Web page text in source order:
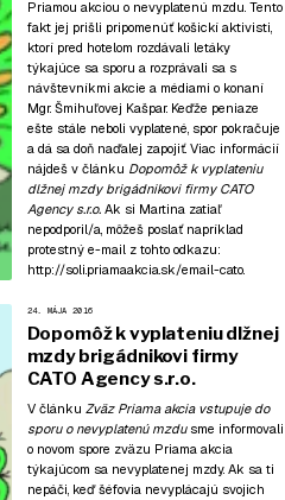
Priamou akciou o nevyplatenú mzdu. Tento
fakt jej prišli pripomenúť košickí aktivisti,
ktorí pred hotelom rozdávali letáky
týkajúce sa sporu a rozprávali sa s
návštevníkmi akcie a médiami o konaní
Mgr. Šmihuľovej Kašpar. Keďže peniaze
ešte stále neboli vyplatené, spor pokračuje
a dá sa doň naďalej zapojiť. Viac informácií
nájdeš v článku Dopomôž k vyplateniu
dlžnej mzdy brigádnikovi firmy CATO
Agency s.r.o.Ak si Martina zatiaľ
nepodporil/a, môžeš poslať napríklad
protestný e-mail z tohto odkazu:
http://soli.priamaakcia.sk/email-cato.
24. MÁJA 2016
Dopomôž k vyplateniu dlžnej
mzdy brigádnikovi firmy
CATO Agency s.r.o.
V článku Zväz Priama akcia vstupuje do
sporu o nevyplatenú mzdusme informovali
o novom spore zväzu Priama akcia
týkajúcom sa nevyplatenej mzdy. Ak sa ti
nepáči, keď šéfovia nevyplácajú svojich